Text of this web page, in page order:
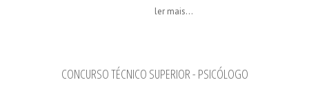
ler mais...
CONCURSO TÉCNICO SUPERIOR - PSICÓLOGO